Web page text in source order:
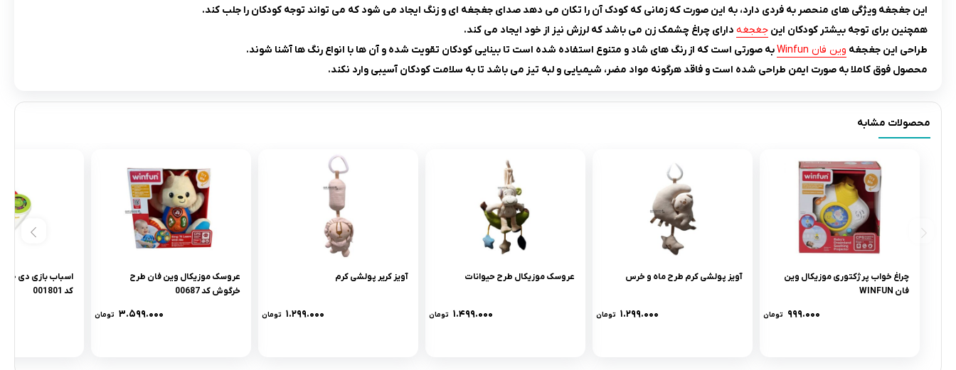
این جغجغه ویژگی های منحصر به فردی دارد، به این صورت که زمانی که کودک آن را تکان می دهد صدای جغجغه ای و زنگ ایجاد می شود که می تواند توجه کودکان را جلب کند.
همچنین برای توجه بیشتر کودکان این جغجغه دارای چراغ چشمک زن می باشد که لرزش نیز از خود ایجاد می کند.
طراحی این جغجغه وین فان Winfun
به صورتی است که از رنگ های شاد و متنوع استفاده شده است تا بینایی کودکان تقویت شده و آن ها با انواع رنگ ها آشنا شوند.
محصول فوق کاملا به صورت ایمن طراحی شده است و فاقد هرگونه مواد مضر، شیمیایی و لبه تیز می باشد تا به سلامت کودکان آسیبی وارد نکند.
محصولات مشابه
چراغ خواب پرژکتورى موزيکال وين
فان WINFUN
۹۹۹.۰۰۰ تومان
آویز پولشی کرم طرح ماه و خرس
۱.۲۹۹.۰۰۰ تومان
عروسک موزیکال طرح حیوانات
۱.۴۹۹.۰۰۰ تومان
آویز کریر پولشی کرم
۱.۲۹۹.۰۰۰ تومان
عروسک موزیکال وین فان طرح
خرگوش کد 00687
۳.۵۹۹.۰۰۰ تومان
اسباب بازی دی جی
کد 001801